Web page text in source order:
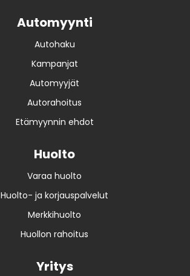
Automyynti
Autohaku
Kampanjat
Automyyjät
Autorahoitus
Etämyynnin ehdot
Huolto
Varaa huolto
Huolto- ja korjauspalvelut
Merkkihuolto
Huollon rahoitus
Yritys